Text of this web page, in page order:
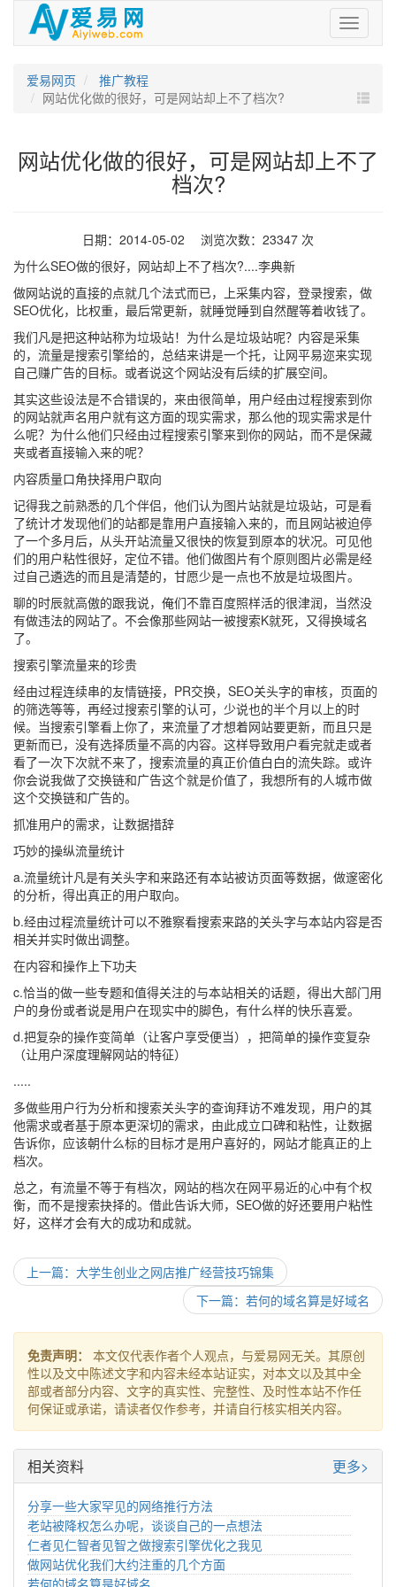
爱
易
爱易网页
推广教程
网站优化做的很好，可是网站却上不了档次?
网站优化做的很好，可是网站却上不了
档次?
日期：2014-05-02 浏览次数：23347 次
为什么SEO做的很好，网站却上不了档次?....李典新
做网站说的直接的点就几个法式而已，上采集内容，登录搜索，做
SEO优化，比权重，最后常更新，就睡觉睡到自然醒等着收钱了。
我们凡是把这种站称为垃圾站！为什么是垃圾站呢？内容是采集
的，流量是搜索引擎给的，总结来讲是一个托，让网平易迩来实现
自己赚广告的目标。或者说这个网站没有后续的扩展空间。
其实这些设法是不合错误的，来由很简单，用户经由过程搜索到你
的网站就声名用户就有这方面的现实需求，那么他的现实需求是什
么呢？为什么他们只经由过程搜索引擎来到你的网站，而不是保藏
夹或者直接输入来的呢？
内容质量口角抉择用户取向
记得我之前熟悉的几个伴侣，他们认为图片站就是垃圾站，可是看
了统计才发现他们的站都是靠用户直接输入来的，而且网站被迫停
了一个多月后，从头开站流量又很快的恢复到原本的状况。可见他
们的用户粘性很好，定位不错。他们做图片有个原则图片必需是经
过自己遴选的而且是清楚的，甘愿少是一点也不放是垃圾图片。
聊的时辰就高傲的跟我说，俺们不靠百度照样活的很津润，当然没
有做违法的网站了。不会像那些网站一被搜索K就死，又得换域名
了。
搜索引擎流量来的珍贵
经由过程连续串的友情链接，PR交换，SEO关头字的审核，页面的
的筛选等等，再经过搜索引擎的认可，少说也的半个月以上的时
候。当搜索引擎看上你了，来流量了才想着网站要更新，而且只是
更新而已，没有选择质量不高的内容。这样导致用户看完就走或者
看了一次下次就不来了，搜索流量的真正价值白白的流失踪。或许
你会说我做了交换链和广告这个就是价值了，我想所有的人城市做
这个交换链和广告的。
抓准用户的需求，让数据措辞
巧妙的操纵流量统计
a.流量统计凡是有关头字和来路还有本站被访页面等数据，做邃密化
的分析，得出真正的用户取向。
b.经由过程流量统计可以不雅察看搜索来路的关头字与本站内容是否
相关并实时做出调整。
在内容和操作上下功夫
c.恰当的做一些专题和值得关注的与本站相关的话题，得出大部门用
户的身份或者说是用户在现实中的脚色，有什么样的快乐喜爱。
d.把复杂的操作变简单（让客户享受便当），把简单的操作变复杂
（让用户深度理解网站的特征）
.....
多做些用户行为分析和搜索关头字的查询拜访不难发现，用户的其
他需求或者基于原本更深切的需求，由此成立口碑和粘性，让数据
告诉你，应该朝什么标的目标才是用户喜好的，网站才能真正的上
档次。
总之，有流量不等于有档次，网站的档次在网平易近的心中有个权
衡，而不是搜索抉择的。借此告诉大师，SEO做的好还要用户粘性
好，这样才会有大的成功和成就。
上一篇：大学生创业之网店推广经营技巧锦集
下一篇：若何的域名算是好域名
免责声明：
本文仅代表作者个人观点，与爱易网无关。其原创
性以及文中陈述文字和内容未经本站证实，对本文以及其中全
部或者部分内容、文字的真实性、完整性、及时性本站不作任
何保证或承诺，请读者仅作参考，并请自行核实相关内容。
相关资料 更多>
分享一些大家罕见的网络推行方法
老站被降权怎么办呢，谈谈自己的一点想法
仁者见仁智者见智之做搜索引擎优化之我见
做网站优化我们大约注重的几个方面
若何的域名算是好域名